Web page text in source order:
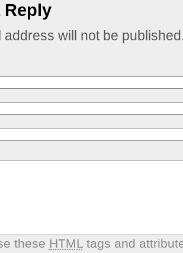
Reply
address will not be
these HTMLtags and